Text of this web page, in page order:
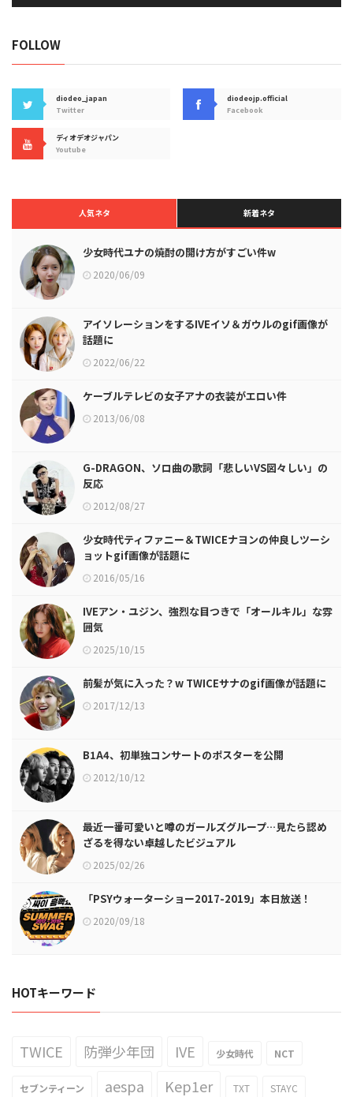
FOLLOW
diodeo_japan
Twitter
diodeojp.official
Facebook
ディオデオジャパン
Youtube
人気ネタ 新着ネタ
少女時代ユナの焼酎の開け方がすごい件w
2020/06/09
アイソレーションをするIVEイソ＆ガウルのgif画像が
話題に
2022/06/22
ケーブルテレビの女子アナの衣装がエロい件
2013/06/08
G-DRAGON、ソロ曲の歌詞「悲しいVS図々しい」の
反応
2012/08/27
少女時代ティファニー＆TWICEナヨンの仲良しツーシ
ョットgif画像が話題に
2016/05/16
IVEアン・ユジン、強烈な目つきで「オールキル」な雰
囲気
2025/10/15
前髪が気に入った？w TWICEサナのgif画像が話題に
2017/12/13
B1A4、初単独コンサートのポスターを公開
2012/10/12
最近一番可愛いと噂のガールズグループ…見たら認め
ざるを得ない卓越したビジュアル
2025/02/26
「PSYウォーターショー2017-2019」本日放送！
2020/09/18
HOTキーワード
TWICE 防弾少年団 IVE 少女時代 NCT
セブンティーン aespa Kep1er TXT STAYC